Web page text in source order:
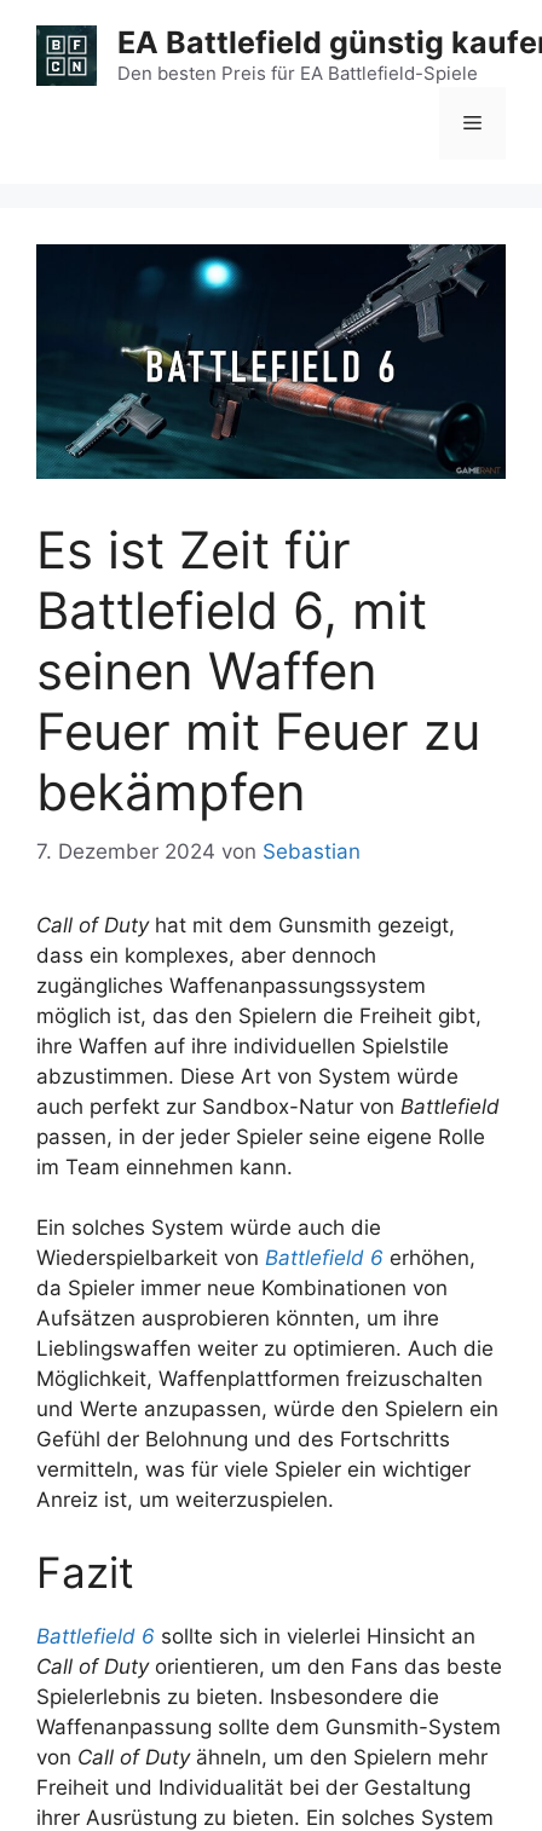
Inhalt
springen
EA Battlefield günstig
Den besten Preis für EA Battlefield-Spiele
Menü
Es ist Zeit für
Battlefield 6, mit
seinen Waffen
Feuer mit Feuer zu
bekämpfen
7. Dezember 2024 von Sebastian
Call of Dutyhat mit dem Gunsmith gezeigt,
dass ein komplexes, aber dennoch
zugängliches Waffenanpassungssystem
möglich ist, das den Spielern die Freiheit gibt,
ihre Waffen auf ihre individuellen Spielstile
abzustimmen. Diese Art von System würde
auch perfekt zur Sandbox-Natur von Battlefield
passen, in der jeder Spieler seine eigene Rolle
im Team einnehmen kann.
Ein solches System würde auch die
Wiederspielbarkeit von Battlefield 6 erhöhen,
da Spieler immer neue Kombinationen von
Aufsätzen ausprobieren könnten, um ihre
Lieblingswaffen weiter zu optimieren. Auch die
Möglichkeit, Waffenplattformen freizuschalten
und Werte anzupassen, würde den Spielern ein
Gefühl der Belohnung und des Fortschritts
vermitteln, was für viele Spieler ein wichtiger
Anreiz ist, um weiterzuspielen.
Fazit
Battlefield 6 sollte sich in vielerlei Hinsicht an
Call of Dutyorientieren, um den Fans das beste
Spielerlebnis zu bieten. Insbesondere die
Waffenanpassung sollte dem Gunsmith-System
von Call of Dutyähneln, um den Spielern mehr
Freiheit und Individualität bei der Gestaltung
ihrer Ausrüstung zu bieten. Ein solches System